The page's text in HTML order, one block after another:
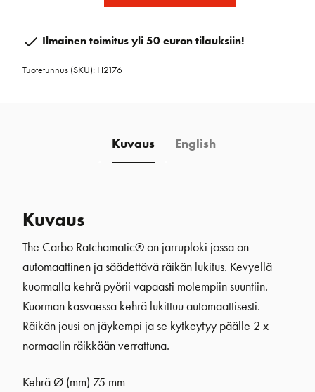
Block
2
Ilmainen toimitus yli 50 euron tilauksiin!
Tuotetunnus (SKU): H2176
Kuvaus English
Kuvaus
The Carbo Ratchamatic® on jarruploki jossa on
automaattinen ja säädettävä räikän lukitus. Kevyellä
kuormalla kehrä pyörii vapaasti molempiin suuntiin.
Kuorman kasvaessa kehrä lukittuu automaattisesti.
Räikän jousi on jäykempi ja se kytkeytyy päälle 2 x
normaalin räikkään verrattuna.
Kehrä Ø (mm) 75 mm